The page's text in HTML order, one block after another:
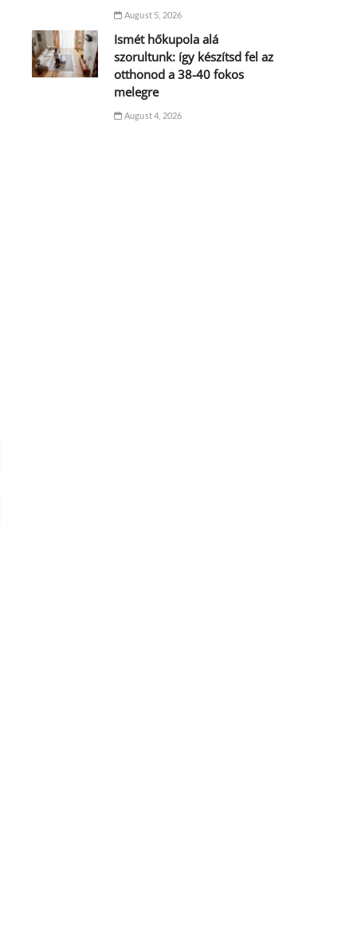
August 5, 2026
Ismét hőkupola alá
szorultunk: így készítsd fel az
otthonod a 38-40 fokos
melegre
August 4, 2026